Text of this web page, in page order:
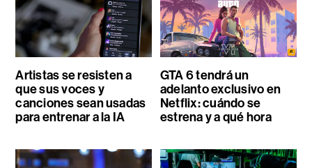
Artistas se resisten a
que sus voces y
canciones sean usadas
para entrenar a la IA
GTA 6 tendrá un
adelanto exclusivo en
Netflix: cuándo se
estrena y a qué hora